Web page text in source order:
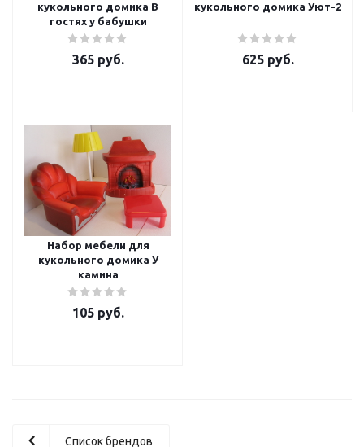
кукольного домика В
гостях у бабушки
365руб.
кукольного домика Уют-2
625руб.
Набор мебели для
кукольного домика У
камина
105руб.
Список брендов